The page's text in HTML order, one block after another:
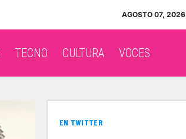
AGOSTO 07, 2026
TECNO CULTURA VOCES
EN TWITTER